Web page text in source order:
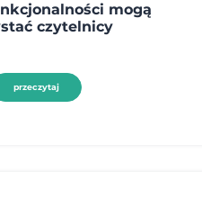
mogą
czytelnicy
przeczytaj